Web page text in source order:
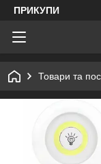
ПРИКУПИ
Товари та